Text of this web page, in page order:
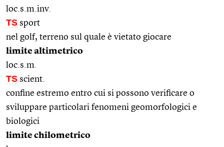
loc.s.m.inv.
TS sport
nel golf, terreno sul quale è vietato giocare
limite altimetrico
loc.s.m.
TS scient.
confine estremo entro cui si possono verificare o
sviluppare particolari fenomeni geomorfologici e
biologici
limite chilometrico